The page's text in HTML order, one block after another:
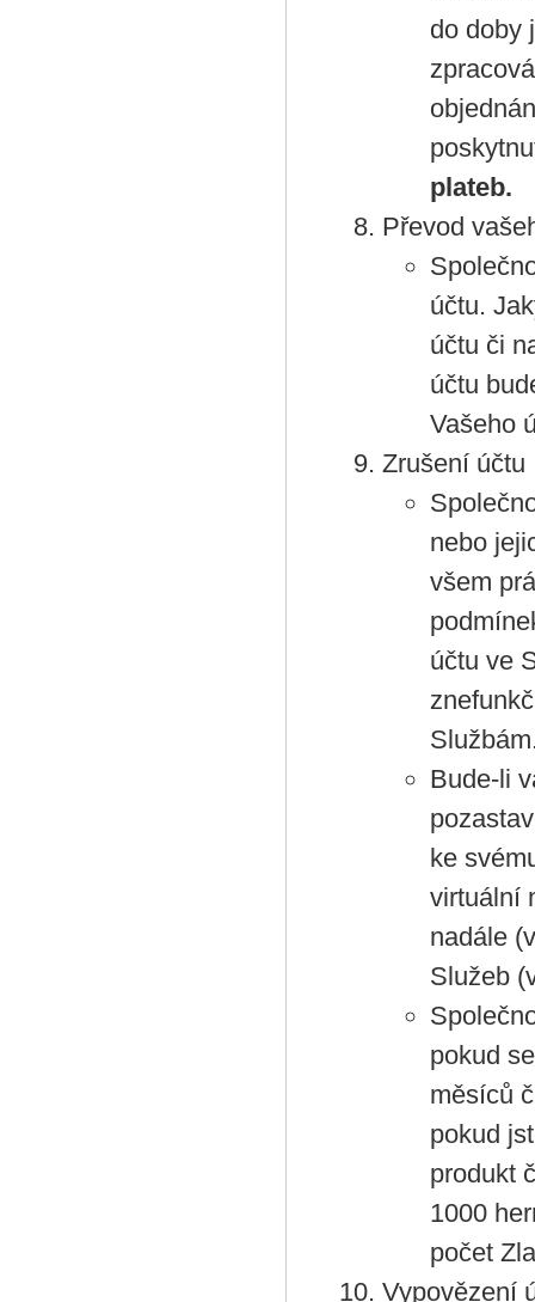
do doby
plateb.
Převod
účtu.
účtu či
účtu
Vašeho
Zrušení účtu
nebo
všem
účtu ve
Bude-li
ke
virtuální
nadále
Služeb
pokud
měsíců
pokud
produkt
1000
počet
Vypovězení